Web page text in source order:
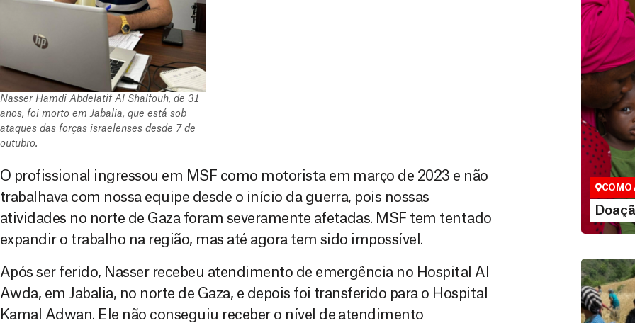
Nasser Hamdi Abdelatif Al Shalfouh, de 31
anos, foi morto em Jabalia, que está sob
ataques das forças israelenses desde 7 de
outubro.
O profissional ingressou em MSF como motorista em março de 2023 e não
trabalhava com nossa equipe desde o início da guerra, pois nossas
atividades no norte de Gaza foram severamente afetadas. MSF tem tentado
expandir o trabalho na região, mas até agora tem sido impossível.
Após ser ferido, Nasser recebeu atendimento de emergência no Hospital Al
Awda, em Jabalia, no norte de Gaza, e depois foi transferido para o Hospital
Kamal Adwan. Ele não conseguiu receber o nível de atendimento
Doação
São as
que nos
vidas em
COMO